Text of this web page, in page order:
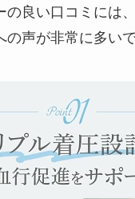
の良い口コミには
声が非常に多いで